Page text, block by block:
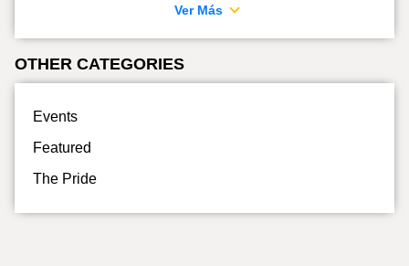
Ver Más
OTHER CATEGORIES
Events
Featured
The Pride